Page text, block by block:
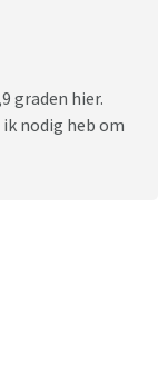
graden hier.
nodig heb om